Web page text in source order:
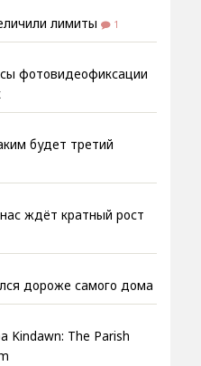
лимиты 1
фотовидеофиксации
будет третий
ждёт кратный рост
дороже самого дома
Kindawn: The Parish